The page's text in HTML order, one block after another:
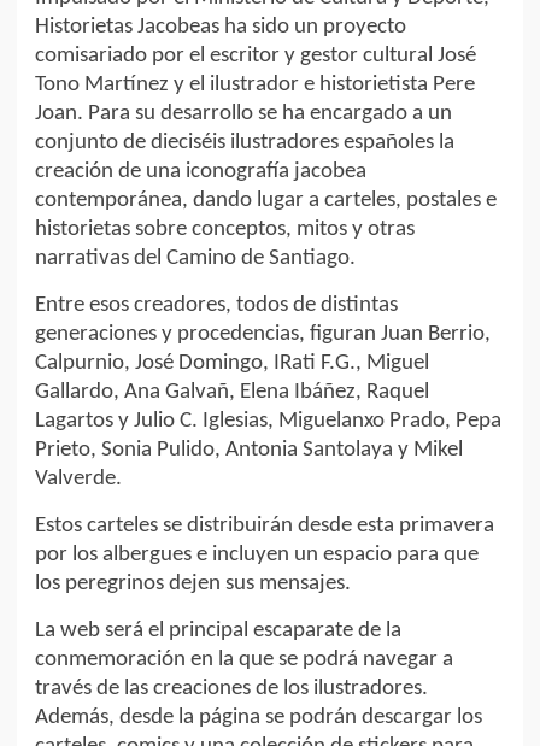
Historietas Jacobeas ha sido un proyecto
comisariado por el escritor y gestor cultural José
Tono Martínez y el ilustrador e historietista Pere
Joan. Para su desarrollo se ha encargado a un
conjunto de dieciséis ilustradores españoles la
creación de una iconografía jacobea
contemporánea, dando lugar a carteles, postales e
historietas sobre conceptos, mitos y otras
narrativas del Camino de Santiago.
Entre esos creadores, todos de distintas
generaciones y procedencias, figuran Juan Berrio,
Calpurnio, José Domingo, IRati F.G., Miguel
Gallardo, Ana Galvañ, Elena Ibáñez, Raquel
Lagartos y Julio C. Iglesias, Miguelanxo Prado, Pepa
Prieto, Sonia Pulido, Antonia Santolaya y Mikel
Valverde.
Estos carteles se distribuirán desde esta primavera
por los albergues e incluyen un espacio para que
los peregrinos dejen sus mensajes.
La web será el principal escaparate de la
conmemoración en la que se podrá navegar a
través de las creaciones de los ilustradores.
Además, desde la página se podrán descargar los